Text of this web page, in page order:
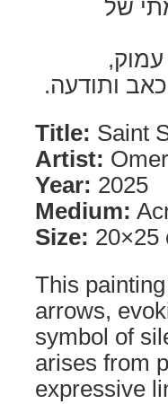
של
ותודעה.
Title: Saint
Artist:
Year: 2025
Medium:
Size: 20×25
This
arrows,
symbol of
arises from
expressive